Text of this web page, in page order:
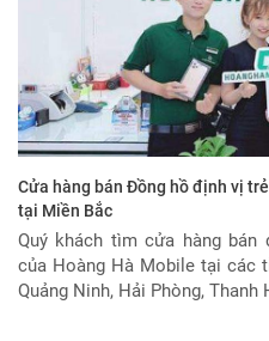
Cửa hàng bán Đồng hồ định vị
tại Miền Bắc
Quý khách tìm cửa hàng
của Hoàng Hà Mobile tại các
Quảng Ninh, Hải Phòng, Thanh